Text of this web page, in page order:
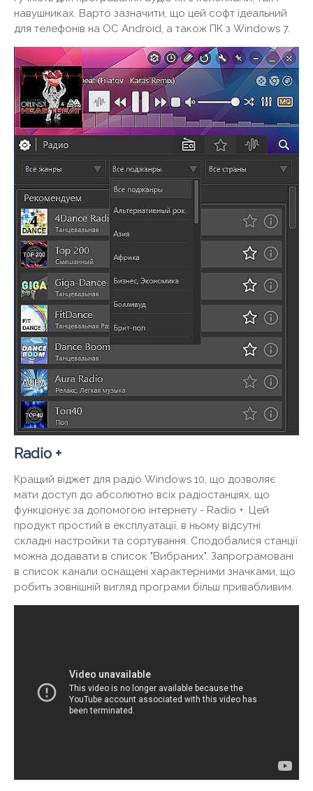
навушниках. Варто зазначити, що цей софт ідеальний
для телефонів на ОС Android, а також ПК з Windows 7.
Radio +
Кращий віджет для радіо Windows 10, що дозволяє
мати доступ до абсолютно всіх радіостанціях, що
функціонує за допомогою інтернету - Radio +. Цей
продукт простий в експлуатації, в ньому відсутні
складні настройки та сортування. Сподобалися станції
можна додавати в список "Вибраних". Запрограмовані
в список канали оснащені характерними значками, що
робить зовнішній вигляд програми більш привабливим.